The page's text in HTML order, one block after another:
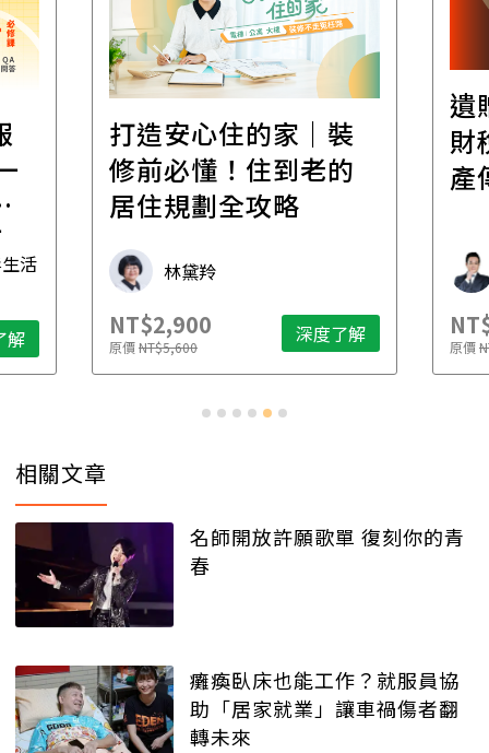
活
解
打造安心住的家｜裝
修前必懂！住到老的
居住規劃全攻略
林黛羚
NT$2,900
原價NT$5,600 深度了解
遺
財
產
原價
相關文章
名師開放許願歌單 復刻你的青
春
癱瘓臥床也能工作？就服員協
助「居家就業」讓車禍傷者翻
轉未來